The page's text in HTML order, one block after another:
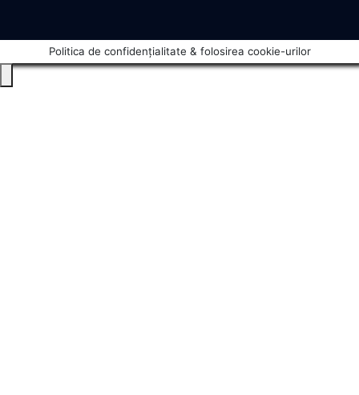
Politica de confidențialitate & folosirea cookie-urilor